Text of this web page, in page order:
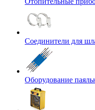
Соединители для
Оборудование